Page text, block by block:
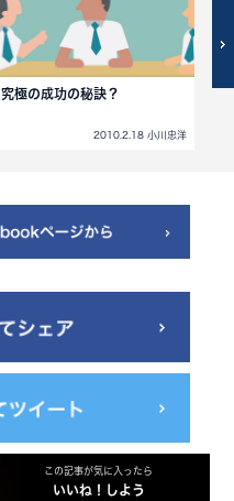
究極の成功の秘訣？
2010.2.18 小川忠洋
この記事が気に入ったら
いいね！しよう